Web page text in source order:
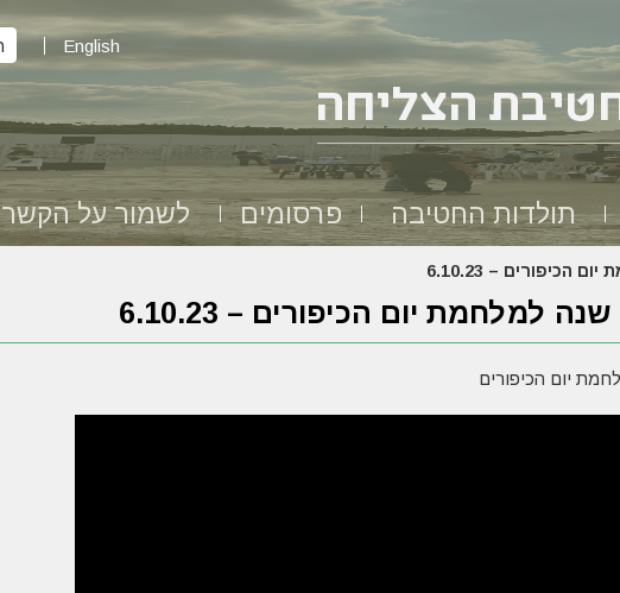
English
תולדות החטיבה פרסומים לשמור על הקשר